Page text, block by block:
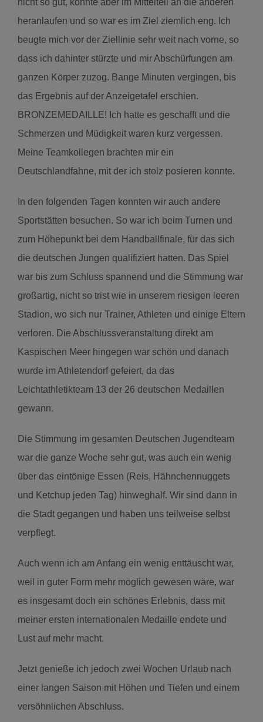
nicht so gut, konnte aber im Mittelteil an die anderen
heranlaufen und so war es im Ziel ziemlich eng. Ich
beugte mich vor der Ziellinie sehr weit nach vorne, so
dass ich dahinter stürzte und mir Abschürfungen am
ganzen Körper zuzog. Bange Minuten vergingen, bis
das Ergebnis auf der Anzeigetafel erschien.
BRONZEMEDAILLE! Ich hatte es geschafft und die
Schmerzen und Müdigkeit waren kurz vergessen.
Meine Teamkollegen brachten mir ein
Deutschlandfahne, mit der ich stolz posieren konnte.
In den folgenden Tagen konnten wir auch andere
Sportstätten besuchen. So war ich beim Turnen und
zum Höhepunkt bei dem Handballfinale, für das sich
die deutschen Jungen qualifiziert hatten. Das Spiel
war bis zum Schluss spannend und die Stimmung war
großartig, nicht so trist wie in unserem riesigen leeren
Stadion, wo sich nur Trainer, Athleten und einige Eltern
verloren. Die Abschlussveranstaltung direkt am
Kaspischen Meer hingegen war schön und danach
wurde im Athletendorf gefeiert, da das
Leichtathletikteam 13 der 26 deutschen Medaillen
gewann.
Die Stimmung im gesamten Deutschen Jugendteam
war die ganze Woche sehr gut, was auch ein wenig
über das eintönige Essen (Reis, Hähnchennuggets
und Ketchup jeden Tag) hinweghalf. Wir sind dann in
die Stadt gegangen und haben uns teilweise selbst
verpflegt.
Auch wenn ich am Anfang ein wenig enttäuscht war,
weil in guter Form mehr möglich gewesen wäre, war
es insgesamt doch ein schönes Erlebnis, dass mit
meiner ersten internationalen Medaille endete und
Lust auf mehr macht.
Jetzt genieße ich jedoch zwei Wochen Urlaub nach
einer langen Saison mit Höhen und Tiefen und einem
versöhnlichen Abschluss.